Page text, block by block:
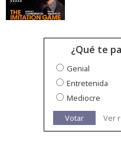
¿Qué te
Genial
Entretenida
Mediocre
Votar
Ver